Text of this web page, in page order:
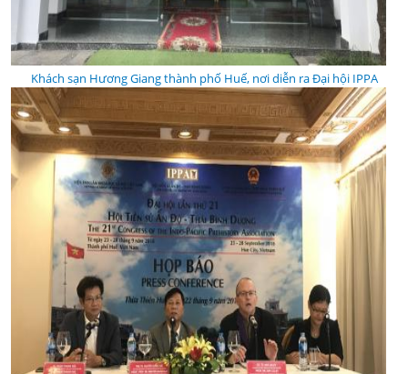
Khách sạn Hương Giang thành phố Huế, nơi diễn ra Đại hội IPPA